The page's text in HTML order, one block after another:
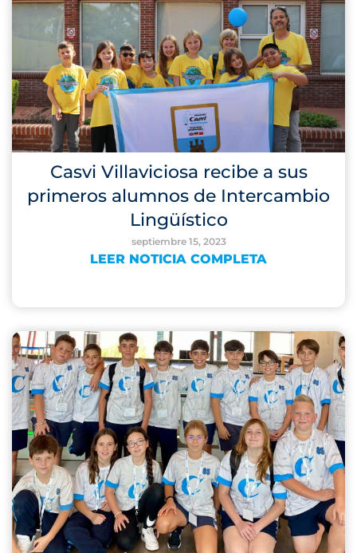
Casvi Villaviciosa recibe a sus
primeros alumnos de Intercambio
Lingüístico
septiembre 15, 2023
LEER NOTICIA COMPLETA